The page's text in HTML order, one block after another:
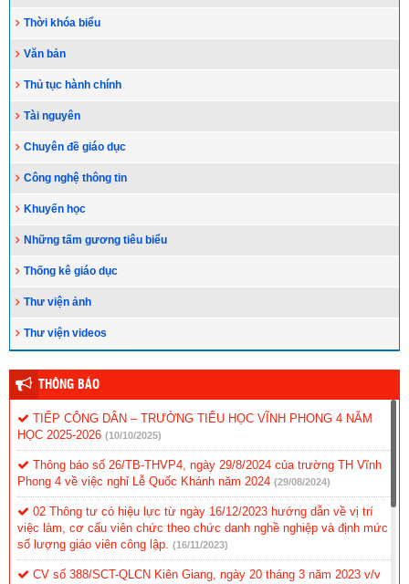
Thời khóa biểu
Văn bản
Thủ tục hành chính
Tài nguyên
Chuyên đề giáo dục
Công nghệ thông tin
Khuyến học
Những tấm gương tiêu biểu
Thống kê giáo dục
Thư viện ảnh
Thư viện videos
THÔNG BÁO
TIẾP CÔNG DÂN – TRƯỜNG TIỂU HỌC VĨNH PHONG 4 NĂM
HỌC 2025-2026 (10/10/2025)
Thông báo số 26/TB-THVP4, ngày 29/8/2024 của trường TH Vĩnh
Phong 4 về việc nghỉ Lễ Quốc Khánh năm 2024 (29/08/2024)
02 Thông tư có hiệu lực từ ngày 16/12/2023 hướng dẫn về vị trí
việc làm, cơ cấu viên chức theo chức danh nghề nghiệp và định mức
số lượng giáo viên công lập. (16/11/2023)
CV số 388/SCT-QLCN Kiên Giang, ngày 20 tháng 3 năm 2023 v/v